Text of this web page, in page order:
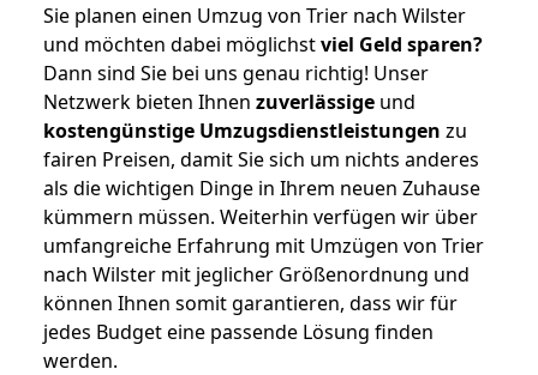
Sie planen einen Umzug von Trier nach Wilster
und möchten dabei möglichstviel Geld sparen?
Dann sind Sie bei uns genau richtig! Unser
Netzwerk bieten Ihnen zuverlässige und
kostengünstige Umzugsdienstleistungen zu
fairen Preisen, damit Sie sich um nichts anderes
als die wichtigen Dinge in Ihrem neuen Zuhause
kümmern müssen. Weiterhin verfügen wir über
umfangreiche Erfahrung mit Umzügen von Trier
nach Wilster mit jeglicher Größenordnung und
können Ihnen somit garantieren, dass wir für
jedes Budget eine passende Lösung finden
werden.